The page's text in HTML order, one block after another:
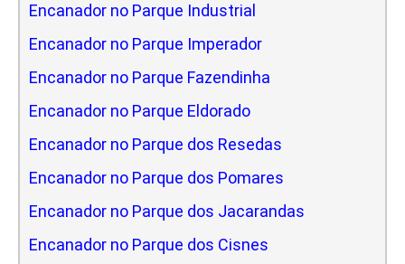
Encanador no Parque Industrial
Encanador no Parque Imperador
Encanador no Parque Fazendinha
Encanador no Parque Eldorado
Encanador no Parque dos Resedas
Encanador no Parque dos Pomares
Encanador no Parque dos Jacarandas
Encanador no Parque dos Cisnes